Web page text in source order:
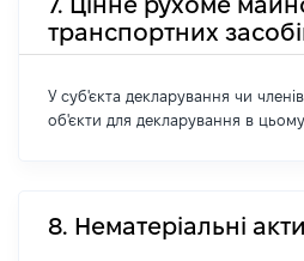
транспортних
У суб'єкта декларування чи членів
об'єкти для декларування в цьому
8. Нематеріальні